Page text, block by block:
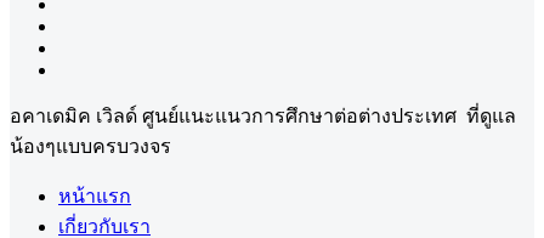
อคาเดมิค เวิลด์ ศูนย์แนะแนวการศึกษาต่อต่างประเทศ ที่ดูแล
น้องๆแบบครบวงจร
หน้าแรก
เกี่ยวกับเรา